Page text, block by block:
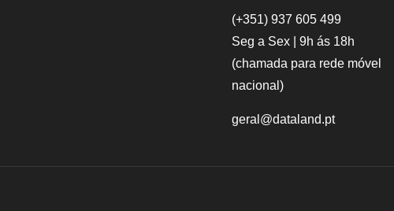
(+351) 937 605 499
Seg a Sex | 9h ás 18h
(chamada para rede móvel
nacional)
geral@dataland.pt